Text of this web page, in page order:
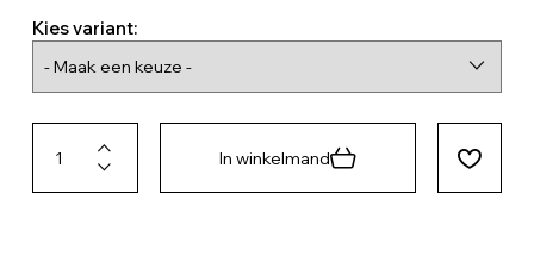
Kies variant:
In winkelmand